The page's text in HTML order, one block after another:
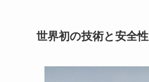
世界初の技術と安全性